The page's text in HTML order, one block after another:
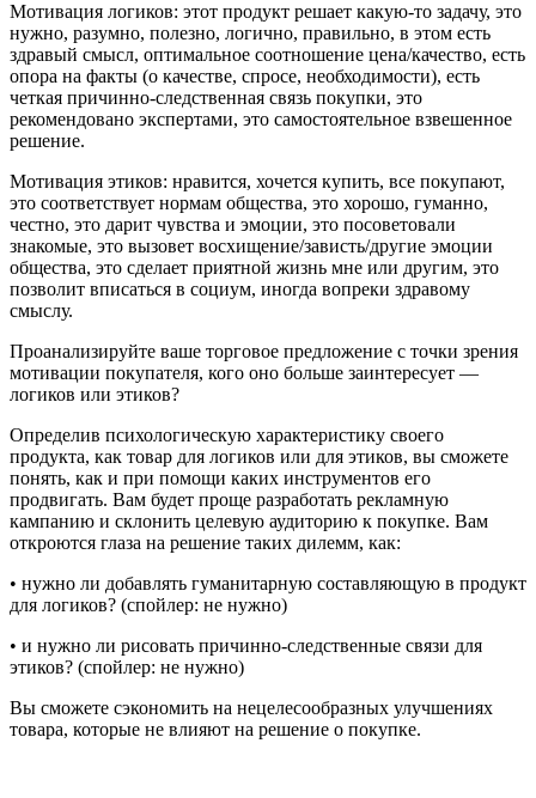
Мотивация логиков: этот продукт решает какую-то задачу, это
нужно, разумно, полезно, логично, правильно, в этом есть
здравый смысл, оптимальное соотношение цена/качество, есть
опора на факты (о качестве, спросе, необходимости), есть
четкая причинно-следственная связь покупки, это
рекомендовано экспертами, это самостоятельное взвешенное
решение.
Мотивация этиков: нравится, хочется купить, все покупают,
это соответствует нормам общества, это хорошо, гуманно,
честно, это дарит чувства и эмоции, это посоветовали
знакомые, это вызовет восхищение/зависть/другие эмоции
общества, это сделает приятной жизнь мне или другим, это
позволит вписаться в социум, иногда вопреки здравому
смыслу.
Проанализируйте ваше торговое предложение с точки зрения
мотивации покупателя, кого оно больше заинтересует —
логиков или этиков?
Определив психологическую характеристику своего
продукта, как товар для логиков или для этиков, вы сможете
понять, как и при помощи каких инструментов его
продвигать. Вам будет проще разработать рекламную
кампанию и склонить целевую аудиторию к покупке. Вам
откроются глаза на решение таких дилемм, как:
• нужно ли добавлять гуманитарную составляющую в продукт
для логиков? (спойлер: не нужно)
• и нужно ли рисовать причинно-следственные связи для
этиков? (спойлер: не нужно)
Вы сможете сэкономить на нецелесообразных улучшениях
товара, которые не влияют на решение о покупке.